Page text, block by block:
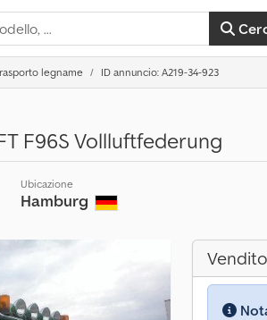
legname ID annuncio: A219-34-923
F96S Vollluftfederung
Ubicazione
Hamburg